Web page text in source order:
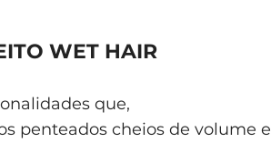
WET HAIR
que,
penteados cheios de volume e